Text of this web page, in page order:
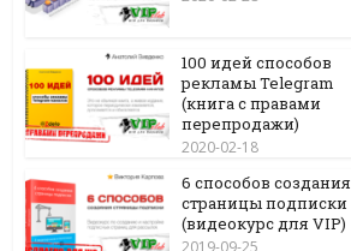
100 идей способов
рекламы Telegram
(книга с правами
перепродажи)
2020-02-18
6 способов создания
страницы подписки
(видеокурс для VIP)